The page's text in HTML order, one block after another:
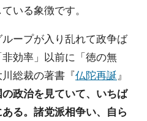
いる象徴です。
ープが入り乱れて政争ば
効率」以前に「徳の無
総裁の著書『仏陀再誕』
政治を見ていて、いちば
る。諸党派相争い、自ら